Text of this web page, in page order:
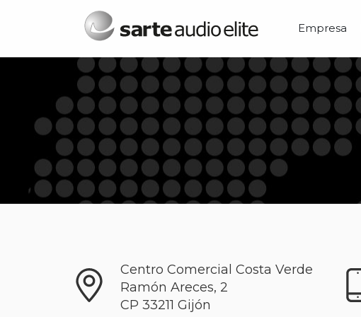
Menú principal
Empresa
Centro Comercial Costa Verde
Ramón Areces, 2
CP 33211 Gijón